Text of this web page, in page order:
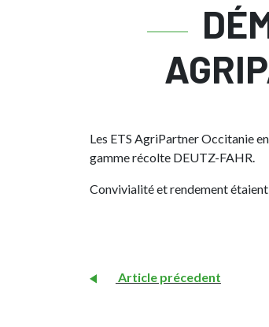
Les ETS AgriPartner Occitanie
gamme récolte DEUTZ-FAHR.
Convivialité et rendement
Article précedent